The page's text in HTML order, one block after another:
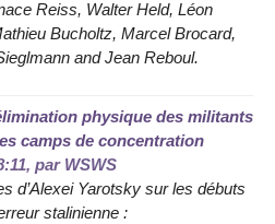
Reiss, Walter Held, Léon
Bucholtz, Marcel Brocard,
and Jean Reboul.
physique des militants
camps de concentration
, par WSWS
d’Alexei Yarotsky sur les débuts
stalinienne :